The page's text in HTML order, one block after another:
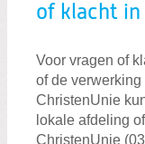
of klacht in
Voor vragen of
of de
ChristenUnie
lokale afdeling
ChristenUnie